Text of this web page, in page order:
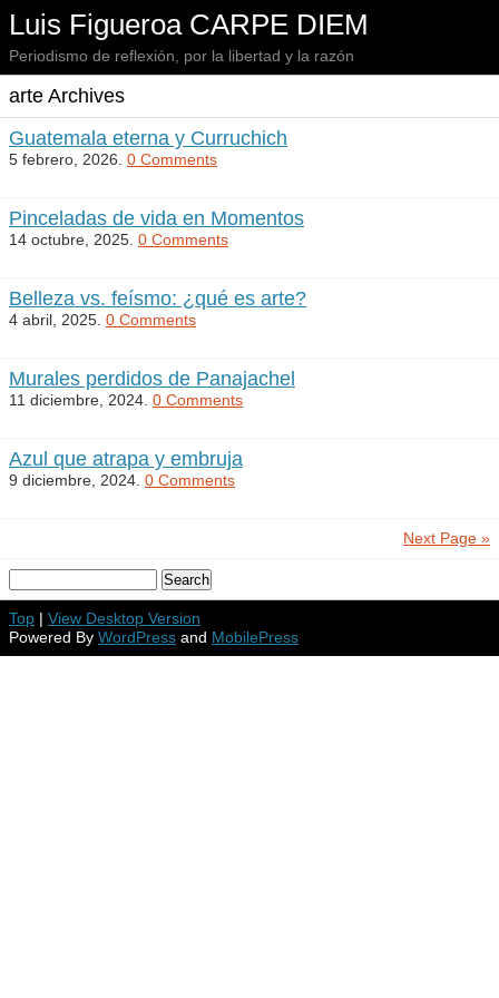
Luis Figueroa CARPE DIEM
Periodismo de reflexión, por la libertad y la razón
arte Archives
Guatemala eterna y Curruchich
5 febrero, 2026. 0 Comments
Pinceladas de vida en Momentos
14 octubre, 2025. 0 Comments
Belleza vs. feísmo: ¿qué es arte?
4 abril, 2025. 0 Comments
Murales perdidos de Panajachel
11 diciembre, 2024. 0 Comments
Azul que atrapa y embruja
9 diciembre, 2024. 0 Comments
Next Page »
Top | View Desktop Version
Powered By WordPress and MobilePress